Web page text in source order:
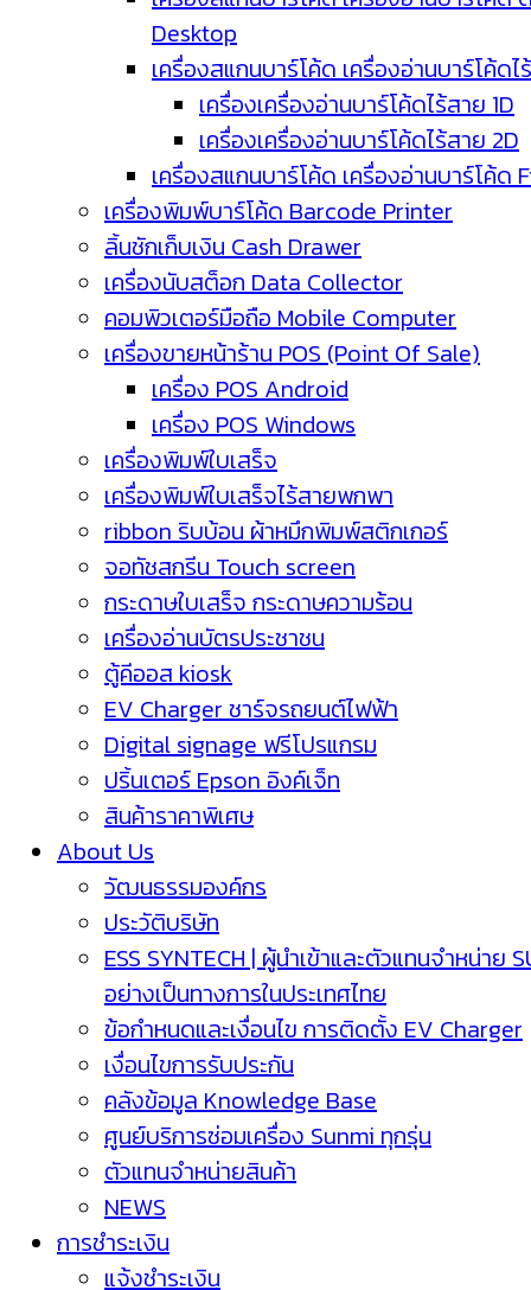
Desktop
เครื่องสแกนบาร์โค้ด เครื่องอ่านบาร์โค้ดไ
เครื่องเครื่องอ่านบาร์โค้ดไร้สาย 1D
เครื่องเครื่องอ่านบาร์โค้ดไร้สาย 2D
เครื่องสแกนบาร์โค้ด เครื่องอ่านบาร์โค้ด
เครื่องพิมพ์บาร์โค้ด Barcode Printer
ลิ้นชักเก็บเงิน Cash Drawer
เครื่องนับสต็อก Data Collector
คอมพิวเตอร์มือถือ Mobile Computer
เครื่องขายหน้าร้าน POS (Point Of Sale)
เครื่อง POS Android
เครื่อง POS Windows
เครื่องพิมพ์ใบเสร็จ
เครื่องพิมพ์ใบเสร็จไร้สายพกพา
ribbon ริบบ้อน ผ้าหมึกพิมพ์สติกเกอร์
จอทัชสกรีน Touch screen
กระดาษใบเสร็จ กระดาษความร้อน
เครื่องอ่านบัตรประชาชน
ตู้คีออส kiosk
EV Charger ชาร์จรถยนต์ไฟฟ้า
Digital signage ฟรีโปรแกรม
ปริ้นเตอร์ Epson อิงค์เจ็ท
สินค้าราคาพิเศษ
About Us
วัฒนธรรมองค์กร
ประวัติบริษัท
ESS SYNTECH | ผู้นำเข้าและตัวแทนจำหน่าย
อย่างเป็นทางการในประเทศไทย
ข้อกำหนดและเงื่อนไข การติดตั้ง EV Charger
เงื่อนไขการรับประกัน
คลังข้อมูล Knowledge Base
ศูนย์บริการซ่อมเครื่อง Sunmi ทุกรุ่น
ตัวแทนจำหน่ายสินค้า
NEWS
การชำระเงิน
แจ้งชำระเงิน